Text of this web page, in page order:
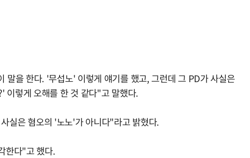
을 한다. '무섭노' 이렇게 얘기를 했고, 그런데 그 PD가 사실은
이렇게 오해를 한 것 같다"고 말했다.
실은 혐오의 '노노'가 아니다"라고 밝혔다.
한다"고 했다.